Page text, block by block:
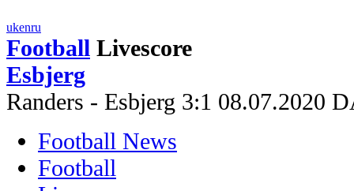
ukenru
Football Livescore
Esbjerg
Randers - Esbjerg 3:1 08.07.2020
Football News
Football